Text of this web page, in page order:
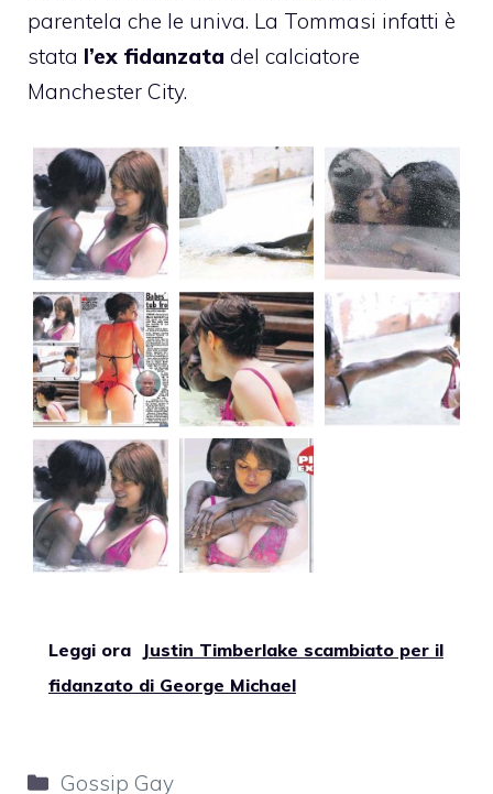
parentela che le univa. La Tommasi infatti è
stata l’ex fidanzata del calciatore
Manchester City.
Leggi ora
Justin Timberlake scambiato per il
fidanzato di George Michael
Categorie
Gossip Gay